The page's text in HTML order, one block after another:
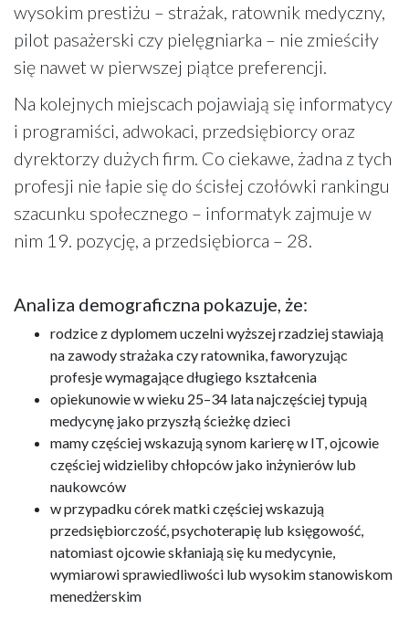
wysokim prestiżu – strażak, ratownik medyczny,
pilot pasażerski czy pielęgniarka – nie zmieściły
się nawet w pierwszej piątce preferencji.
Na kolejnych miejscach pojawiają się informatycy
i programiści, adwokaci, przedsiębiorcy oraz
dyrektorzy dużych firm. Co ciekawe, żadna z tych
profesji nie łapie się do ścisłej czołówki rankingu
szacunku społecznego – informatyk zajmuje w
nim 19. pozycję, a przedsiębiorca – 28.
Analiza demograficzna pokazuje, że:
rodzice z dyplomem uczelni wyższej rzadziej stawiają
na zawody strażaka czy ratownika, faworyzując
profesje wymagające długiego kształcenia
opiekunowie w wieku 25–34 lata najczęściej typują
medycynę jako przyszłą ścieżkę dzieci
mamy częściej wskazują synom karierę w IT, ojcowie
częściej widzieliby chłopców jako inżynierów lub
naukowców
w przypadku córek matki częściej wskazują
przedsiębiorczość, psychoterapię lub księgowość,
natomiast ojcowie skłaniają się ku medycynie,
wymiarowi sprawiedliwości lub wysokim stanowiskom
menedżerskim